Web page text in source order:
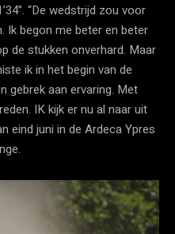
“De wedstrijd zou voor
Ik begon me beter en beter
de stukken onverhard. Maar
ik in het begin van de
gebrek aan ervaring. Met
IK kijk er nu al naar uit
eind juni in de Ardeca Ypres